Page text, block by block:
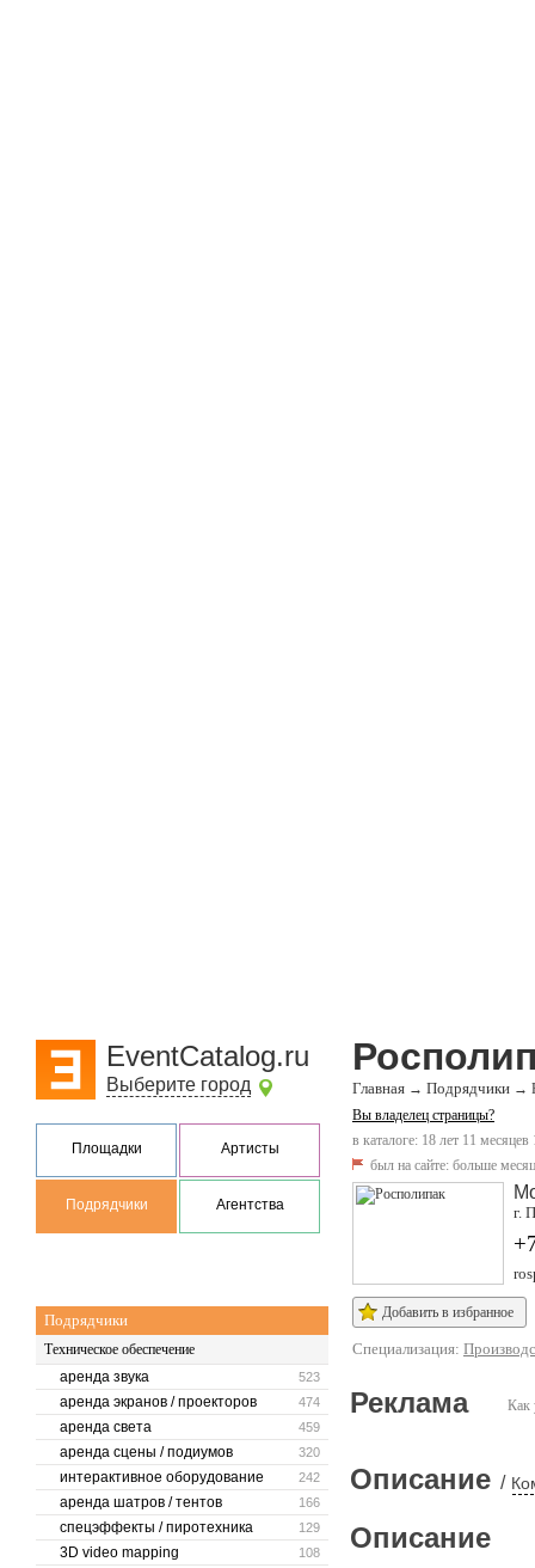
EventCatalog.ru
Выберите город
Площадки Артисты
Подрядчики Агентства
Подрядчики
Техническое обеспечение
523
аренда звука
474
аренда экранов / проекторов
459
аренда света
320
аренда сцены / подиумов
242
интерактивное оборудование
166
аренда шатров / тентов
129
спецэффекты / пиротехника
108
3D video mapping
Главная → Подрядчики →
Вы владелец страницы?
в каталоге: 18 лет 11 месяцев
был на сайте: больше
г.
Добавить в избранное
Специализация:
Как
Реклама
Описание /
Описание